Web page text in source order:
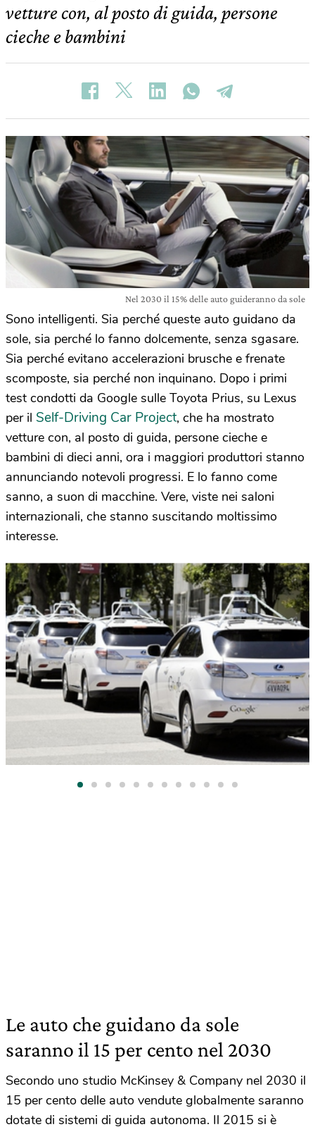
vetture con, al posto di guida, persone
cieche e bambini
Nel 2030 il 15% delle auto guideranno da sole
Sono intelligenti. Sia perché queste auto guidano da
sole, sia perché lo fanno dolcemente, senza sgasare.
Sia perché evitano accelerazioni brusche e frenate
scomposte, sia perché non inquinano. Dopo i primi
test condotti da Google sulle Toyota Prius, su Lexus
per il Self-Driving Car Project, che ha mostrato
vetture con, al posto di guida, persone cieche e
bambini di dieci anni, ora i maggiori produttori stanno
annunciando notevoli progressi. E lo fanno come
sanno, a suon di macchine. Vere, viste nei saloni
internazionali, che stanno suscitando moltissimo
interesse.
Le auto che guidano da sole
saranno il 15 per cento nel 2030
Secondo uno studio McKinsey & Company nel 2030 il
15 per cento delle auto vendute globalmente saranno
dotate di sistemi di guida autonoma. Il 2015 si è